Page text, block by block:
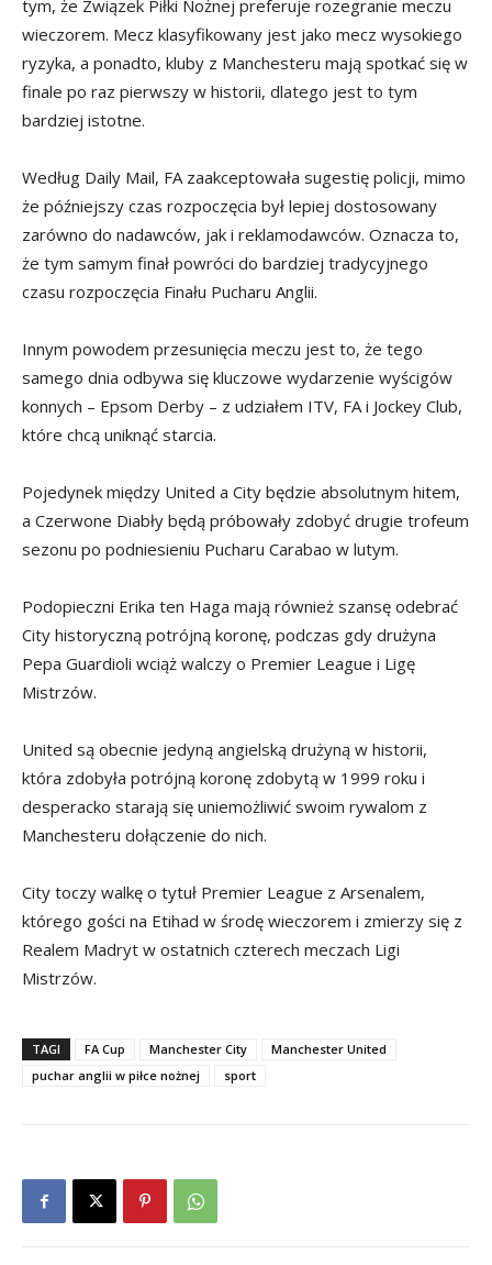
tym, że Związek Piłki Nożnej preferuje rozegranie meczu
wieczorem. Mecz klasyfikowany jest jako mecz wysokiego
ryzyka, a ponadto, kluby z Manchesteru mają spotkać się w
finale po raz pierwszy w historii, dlatego jest to tym
bardziej istotne.
Według Daily Mail, FA zaakceptowała sugestię policji, mimo
że późniejszy czas rozpoczęcia był lepiej dostosowany
zarówno do nadawców, jak i reklamodawców. Oznacza to,
że tym samym ​​finał powróci do bardziej tradycyjnego
czasu rozpoczęcia Finału Pucharu Anglii.
Innym powodem przesunięcia meczu jest to, że tego
samego dnia odbywa się kluczowe wydarzenie wyścigów
konnych – Epsom Derby – z udziałem ITV, FA i Jockey Club,
które chcą uniknąć starcia.
Pojedynek między United a City będzie absolutnym hitem,
a Czerwone Diabły będą próbowały zdobyć drugie trofeum
sezonu po podniesieniu Pucharu Carabao w lutym.
Podopieczni Erika ten Haga mają również szansę odebrać
City historyczną potrójną koronę, podczas gdy drużyna
Pepa Guardioli wciąż walczy o Premier League i Ligę
Mistrzów.
United są obecnie jedyną angielską drużyną w historii,
która zdobyła potrójną koronę zdobytą w 1999 roku i
desperacko starają się uniemożliwić swoim rywalom z
Manchesteru dołączenie do nich.
City toczy walkę o tytuł Premier League z Arsenalem,
którego gości na Etihad w środę wieczorem i zmierzy się z
Realem Madryt w ostatnich czterech meczach Ligi
Mistrzów.
TAGI FA Cup Manchester City
Manchester United
puchar anglii w piłce nożnej
sport